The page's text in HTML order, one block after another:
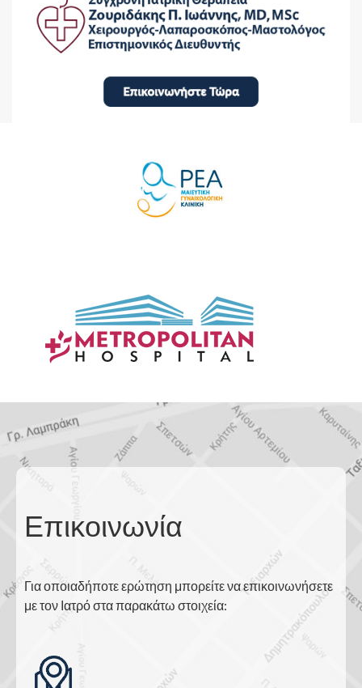
Επικοινωνία
Για οποιαδήποτε ερώτηση μπορείτε να επικοινωνήσετε
με τον Ιατρό στα παρακάτω στοιχεία: